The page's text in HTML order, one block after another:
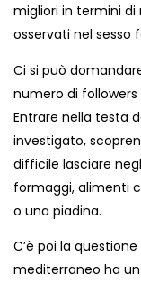
migliori in termini
osservati nel sesso
Ci si può
numero di
Entrare nella testa
investigato,
difficile lasciare
formaggi, alimenti
o una piadina.
C’è poi la
mediterraneo ha